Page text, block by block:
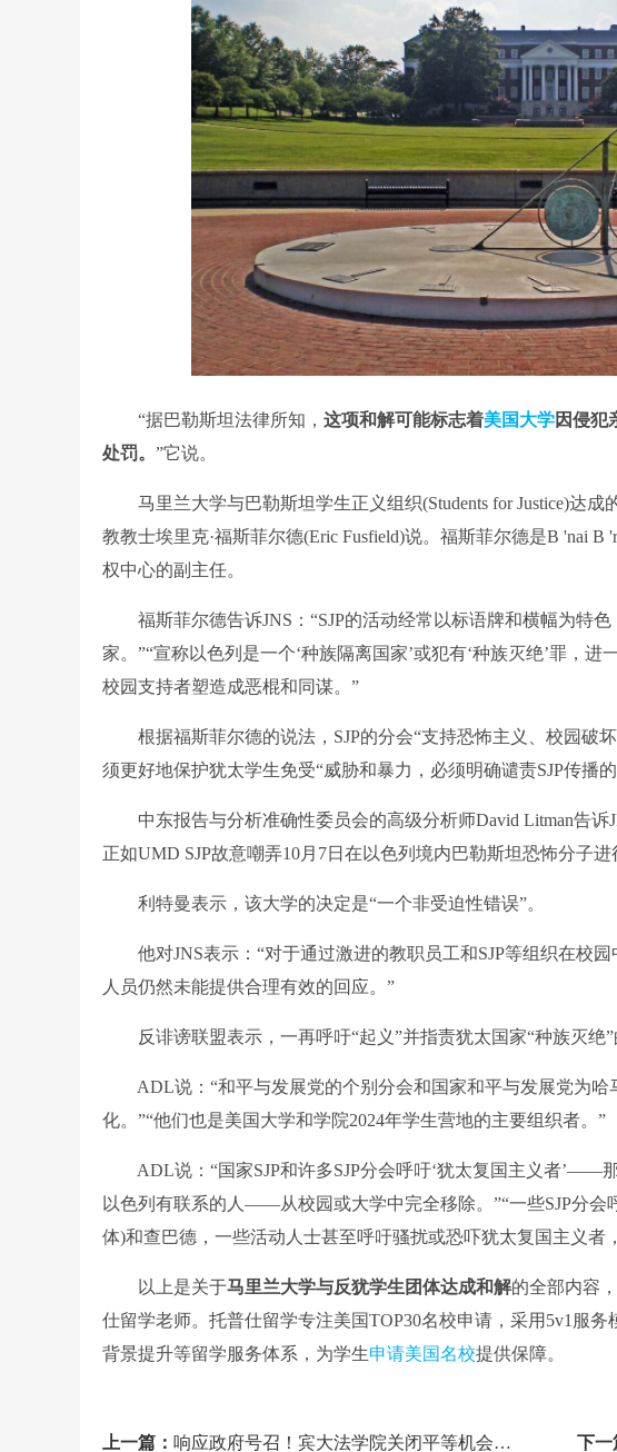
“据巴勒斯坦法律所知， 这项和解可能标志着美国大学因侵犯
处罚。 ”它说。
马里兰大学与巴勒斯坦学生正义组织(Students for Justice)达成
教教士埃里克·福斯菲尔德(Eric Fusfield)说。福斯菲尔德是B 'nai B
权中心的副主任。
福斯菲尔德告诉JNS：“SJP的活动经常以标语牌和横幅为特色
家。”“宣称以色列是一个‘种族隔离国家’或犯有‘种族灭绝’罪，
校园支持者塑造成恶棍和同谋。”
根据福斯菲尔德的说法，SJP的分会“支持恐怖主义、校园破
须更好地保护犹太学生免受“威胁和暴力，必须明确谴责SJP传播
中东报告与分析准确性委员会的高级分析师David Litman告诉
正如UMD SJP故意嘲弄10月7日在以色列境内巴勒斯坦恐怖分子
利特曼表示，该大学的决定是“一个非受迫性错误”。
他对JNS表示：“对于通过激进的教职员工和SJP等组织在校园
人员仍然未能提供合理有效的回应。”
反诽谤联盟表示，一再呼吁“起义”并指责犹太国家“种族灭绝”
ADL说：“和平与发展党的个别分会和国家和平与发展党为哈
化。”“他们也是美国大学和学院2024年学生营地的主要组织者。”
ADL说：“国家SJP和许多SJP分会呼吁‘犹太复国主义者’——
以色列有联系的人——从校园或大学中完全移除。”“一些SJP分会
体)和查巴德，一些活动人士甚至呼吁骚扰或恐吓犹太复国主义者
以上是关于马里兰大学与反犹学生团体达成和解的全部内容
仕留学老师。托普仕留学专注美国TOP30名校申请，采用5v1服
背景提升等留学服务体系，为学生申请美国名校提供保障。
上一篇： 响应政府号召！宾大法学院关闭平等机会和参与办公室 下一